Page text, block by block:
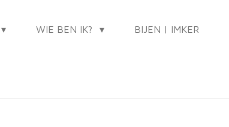
WIE BEN IK? BIJEN | IMKER